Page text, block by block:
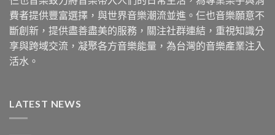
費者提供豐富選擇，與世界音樂潮流並進。仨也音樂願意不
斷創新，提供盡善盡美的服務，關注社群連結，重視知識分
享與跨域交流，凝聚各方音樂能量，為台灣的音樂產業注入
活水。
LATEST NEWS